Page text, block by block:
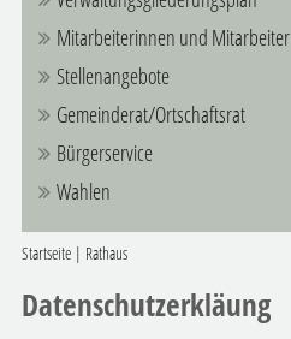
Mitarbeiterinnen und Mitarbeiter
Stellenangebote
Gemeinderat/Ortschaftsrat
Bürgerservice
Wahlen
Startseite| Rathaus
Datenschutzerkläung